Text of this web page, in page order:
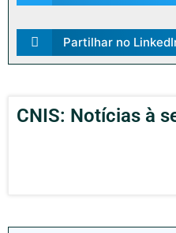
Partilhar no
CNIS: Notícias à